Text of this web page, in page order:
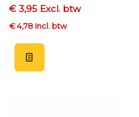
€ 3,95 Excl. btw
€ 4,78 Incl. btw